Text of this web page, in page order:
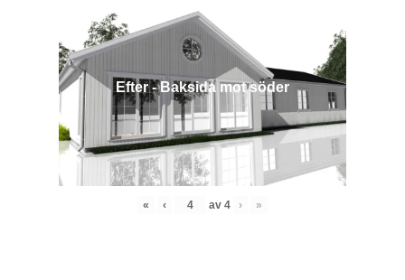
Efter - Baksida mot söder
« ‹ av 4 › »